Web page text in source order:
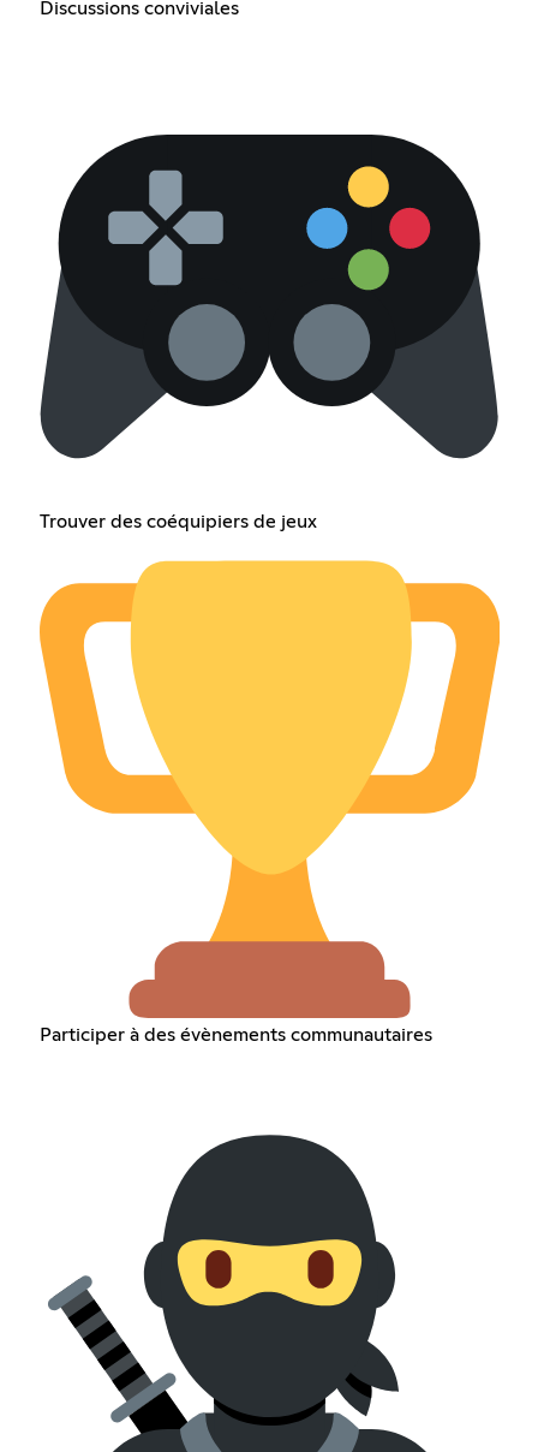
Discussions conviviales
Trouver des coéquipiers de jeux
Participer à des évènements communautaires